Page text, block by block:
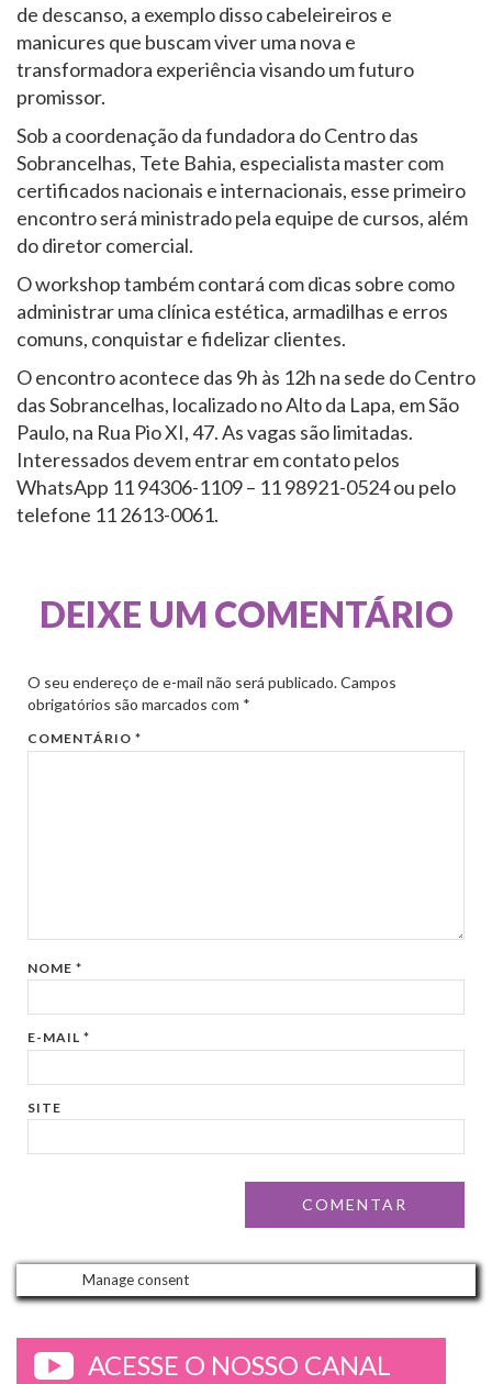
de descanso, a exemplo disso cabeleireiros e
manicures que buscam viver uma nova e
transformadora experiência visando um futuro
promissor.
Sob a coordenação da fundadora do Centro das
Sobrancelhas, Tete Bahia, especialista master com
certificados nacionais e internacionais, esse primeiro
encontro será ministrado pela equipe de cursos, além
do diretor comercial.
O workshop também contará com dicas sobre como
administrar uma clínica estética, armadilhas e erros
comuns, conquistar e fidelizar clientes.
O encontro acontece das 9h às 12h na sede do Centro
das Sobrancelhas, localizado no Alto da Lapa, em São
Paulo, na Rua Pio XI, 47. As vagas são limitadas.
Interessados devem entrar em contato pelos
WhatsApp 11 94306-1109 – 11 98921-0524 ou pelo
telefone 11 2613-0061.
DEIXE UM COMENTÁRIO
O seu endereço de e-mail não será publicado. Campos
obrigatórios são marcados com *
COMENTÁRIO*
NOME*
E-MAIL*
SITE
Manage consent
ACESSE O NOSSO CANAL